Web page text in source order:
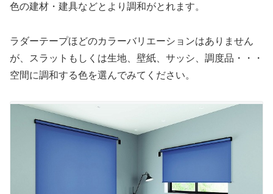
色の建材・建具などとより調和がとれます。
ラダーテープほどのカラーバリエーションはありません
が、スラットもしくは生地、壁紙、サッシ、調度品・・・
空間に調和する色を選んでみてください。